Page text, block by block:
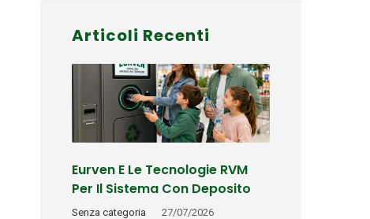
Articoli Recenti
Eurven E Le Tecnologie RVM
Per Il Sistema Con Deposito
Cauzionale: Come Funzionano
Senza categoria 27/07/2026